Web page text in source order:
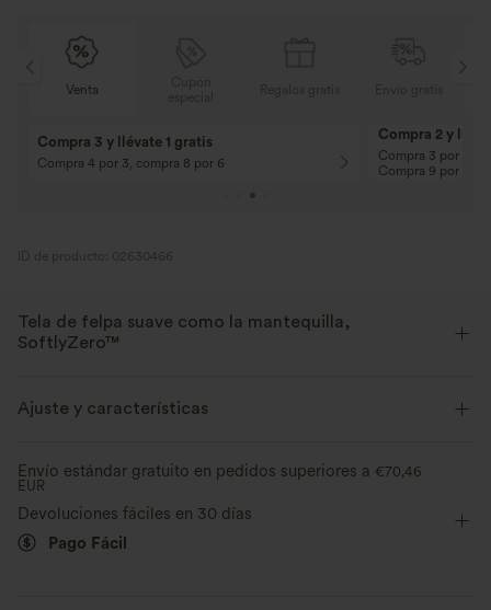
Cupón
especial
10% de descuento
¡En pedidos superiores a 107,00 EUR!
Código: Aug2026
12% de
¡En pedidos
Código: Aug2026
ID de producto: 02630466
Tela de felpa suave como la mantequilla,
SoftlyZero™
tecnología que absorbe la humedad para una comodidad que dura todo
el día.
Suave como la mantequilla
Ajuste y características
Cintura plana Con bolsillos Con bolsillos
Con bolsillos Cordón ajustable
Skinny
Envío estándar gratuito en pedidos superiores a €70,46
EUR
Devoluciones fáciles en 30 días
Pago Fácil